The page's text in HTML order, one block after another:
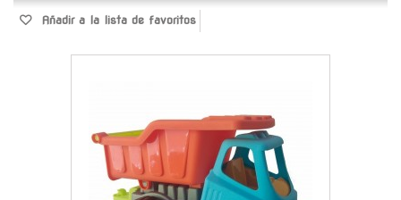
Añadir a la lista de favoritos